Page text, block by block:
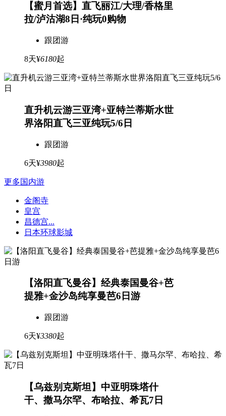
【蜜月首选】直飞丽江/大理/香格里
拉/泸沽湖8日·纯玩0购物
跟团游
8天¥6180起
直升机云游三亚湾+亚特兰蒂斯水世
界洛阳直飞三亚纯玩5/6日
跟团游
6天¥3980起
更多国内游
金阁寺
皇宫
昌德宫...
日本环球影城
【洛阳直飞曼谷】经典泰国曼谷+芭
提雅+金沙岛纯享曼芭6日游
跟团游
6天¥3380起
【乌兹别克斯坦】中亚明珠塔什
干、撒马尔罕、布哈拉、希瓦7日